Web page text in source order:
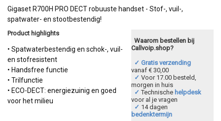
Gigaset R700H PRO DECT robuuste handset - Stof-, vuil-,
spatwater- en stootbestendig!
Product highlights
• Spatwaterbestendig en schok-, vuil-
en stofresistent
• Handsfree functie
• Trilfunctie
• ECO-DECT: energiezuinig en goed
voor het milieu
Waarom bestellen bij
Callvoip.shop?
✓ Gratis verzending
vanaf € 30,00
✓ Voor 17.00 besteld,
morgen in huis
✓ Technische helpdesk
voor al je vragen
✓ 14 dagen
bedenktermijn